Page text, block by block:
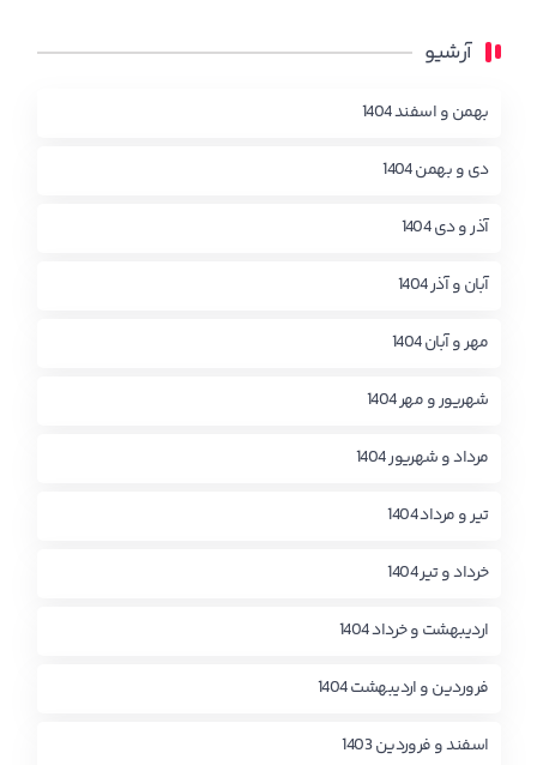
آرشیو
بهمن و اسفند 1404
دی و بهمن 1404
آذر و دی 1404
آبان و آذر 1404
مهر و آبان 1404
شهریور و مهر 1404
مرداد و شهریور 1404
تیر و مرداد 1404
خرداد و تیر 1404
اردیبهشت و خرداد 1404
فروردین و اردیبهشت 1404
اسفند و فروردین 1403